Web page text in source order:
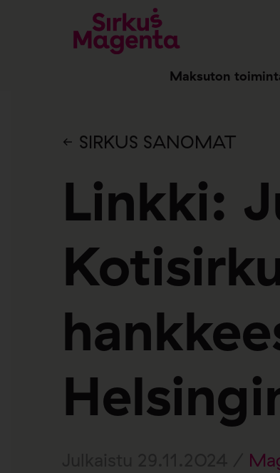
Maksuton
SIRKUS SANOMAT
Linkki: